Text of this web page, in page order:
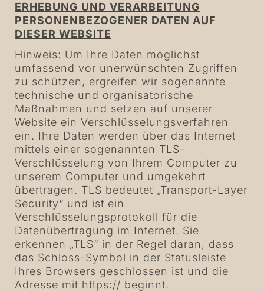
ERHEBUNG UND VERARBEITUNG
PERSONENBEZOGENER DATEN AUF
DIESER WEBSITE
Hinweis: Um Ihre Daten möglichst
umfassend vor unerwünschten Zugriffen
zu schützen, ergreifen wir sogenannte
technische und organisatorische
Maßnahmen und setzen auf unserer
Website ein Verschlüsselungsverfahren
ein. Ihre Daten werden über das Internet
mittels einer sogenannten TLS-
Verschlüsselung von Ihrem Computer zu
unserem Computer und umgekehrt
übertragen. TLS bedeutet „Transport-Layer
Security“ und ist ein
Verschlüsselungsprotokoll für die
Datenübertragung im Internet. Sie
erkennen „TLS“ in der Regel daran, dass
das Schloss-Symbol in der Statusleiste
Ihres Browsers geschlossen ist und die
Adresse mit https:// beginnt.